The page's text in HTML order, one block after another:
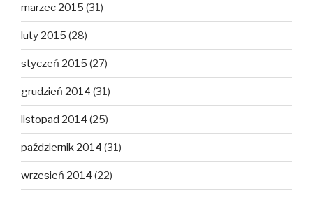
marzec 2015 (31)
luty 2015 (28)
styczeń 2015 (27)
grudzień 2014 (31)
listopad 2014 (25)
październik 2014 (31)
wrzesień 2014 (22)